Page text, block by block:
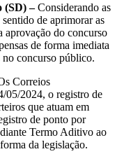
(SD) –Considerando as
de aprimorar as
aprovação do concurso
de forma imediata
no concurso público.
Correios
05/2024, o registro de
que atuam em
de ponto por
Termo Aditivo ao
da legislação.